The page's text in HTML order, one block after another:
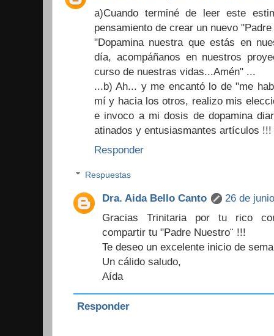
a)Cuando terminé de leer este
pensamiento de crear un nuevo
"Dopamina nuestra que estás en
día, acompáñanos en nuestros
curso de nuestras vidas...Amén" ...
...b) Ah... y me encantó lo de "me
mí y hacia los otros, realizo mis
e invoco a mi dosis de dopamina
atinados y entusiasmantes artículos !!!
Responder
Respuestas
Dra. Aida Bello Canto
26 de
Gracias Trinitaria por tu rico
compartir tu "Padre Nuestro¨ !!!
Te deseo un excelente inicio de
Un cálido saludo,
Aída
Responder